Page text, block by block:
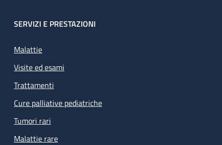
SERVIZI E PRESTAZIONI
Malattie
Visite ed esami
Trattamenti
Cure palliative pediatriche
Tumori rari
Malattie rare